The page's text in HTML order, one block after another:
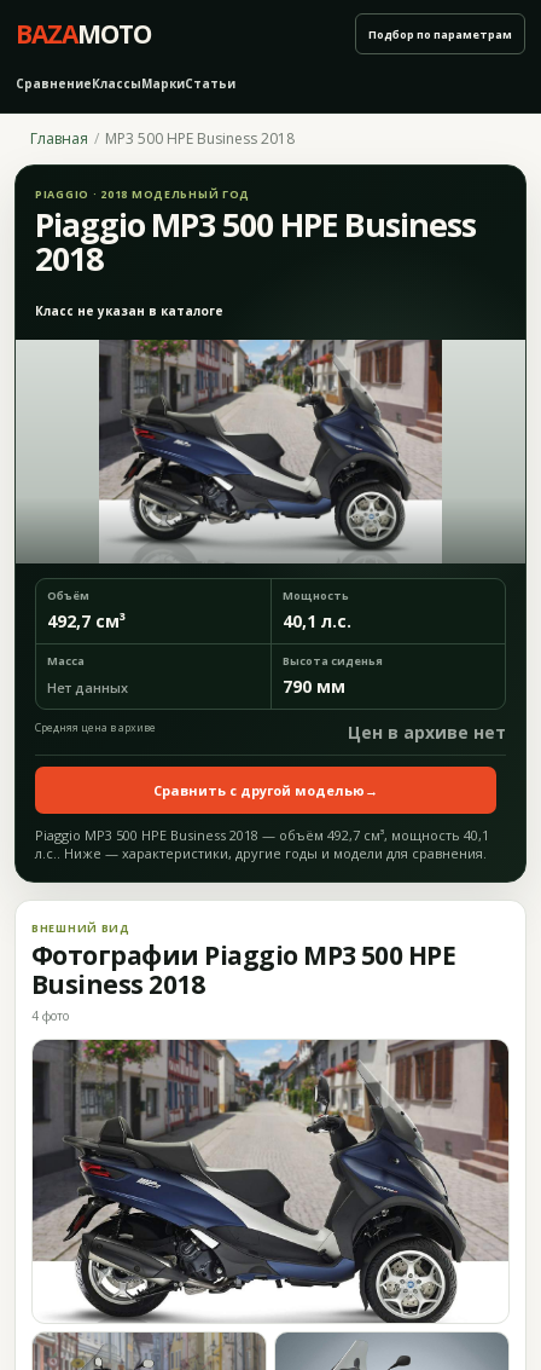
BAZAMOTO
СравнениеКлассыМаркиСтатьи
Подбор по параметрам
Главная MP3 500 HPE Business 2018
PIAGGIO · 2018 МОДЕЛЬНЫЙ ГОД
Piaggio MP3 500 HPE Business
2018
Класс не указан в каталоге
Объём
492,7 см³
Мощность
40,1 л.с.
Масса
Нет данных
Высота сиденья
790 мм
Средняя цена в архиве Цен в архиве нет
Сравнить с другой моделью →
Piaggio MP3 500 HPE Business 2018 — объём 492,7 см³, мощность 40,1
л.с.. Ниже — характеристики, другие годы и модели для сравнения.
ВНЕШНИЙ ВИД
Фотографии Piaggio MP3 500 HPE
Business 2018
4 фото